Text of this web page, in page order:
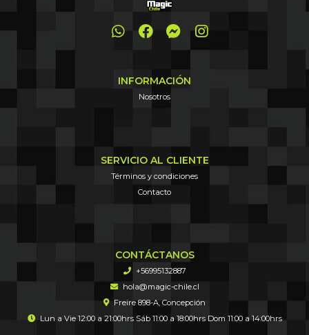
INFORMACIÓN
Nosotros
SERVICIO AL CLIENTE
Términos y condiciones
Contacto
CONTÁCTANOS
+56995132887
hola@magic-chile.cl
Freire 898-A, Concepción
Lun a Vie 12:00 a 21:00hrs Sáb 11:00 a 18:00hrs Dom 11:00 a 14:00hrs